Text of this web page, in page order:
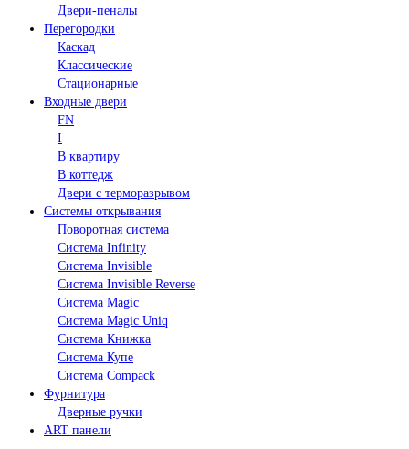
Двери-пеналы
Перегородки
Каскад
Классические
Стационарные
Входные двери
FN
I
В квартиру
В коттедж
Двери с терморазрывом
Системы открывания
Поворотная система
Система Infinity
Система Invisible
Система Invisible Reverse
Система Magic
Система Magic Uniq
Система Книжка
Система Купе
Система Compack
Фурнитура
Дверные ручки
ART панели